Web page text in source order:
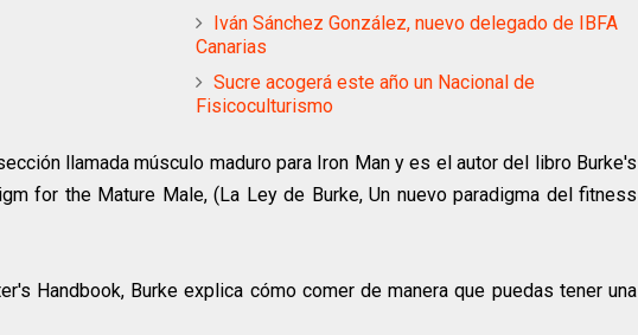
Iván Sánchez González, nuevo delegado de IBFA
Canarias
Sucre acogerá este año un Nacional de
Fisicoculturismo
llamada músculo maduro para Iron Man y es el autor del libro Burke's
for the Mature Male, (La Ley de Burke, Un nuevo paradigma del fitness
Handbook, Burke explica cómo comer de manera que puedas tener una